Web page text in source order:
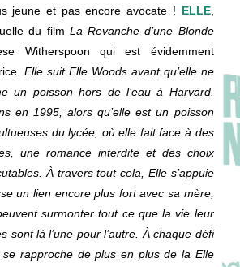
jeune et pas encore avocate ! ELLE,
du film La Revanche d’une Blonde
Witherspoon qui est évidemment
Elle suit Elle Woods avant qu’elle ne
un poisson hors de l’eau à Harvard.
en 1995, alors qu’elle est un poisson
du lycée, où elle fait face à des
une romance interdite et des choix
À travers tout cela, Elle s’appuie
un lien encore plus fort avec sa mère,
surmonter tout ce que la vie leur
sont là l’une pour l’autre. À chaque défi
se rapproche de plus en plus de la Elle